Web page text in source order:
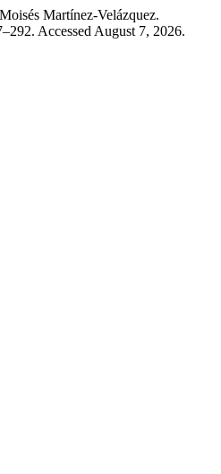
Martínez-Velázquez.
Accessed August 7, 2026.